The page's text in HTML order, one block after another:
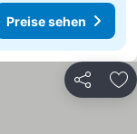
Preise sehen
Teilen